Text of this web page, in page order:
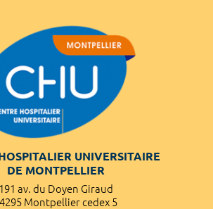
UNIVERSITAIRE
DE MONTPELLIER
191 av. du Doyen Giraud
Montpellier cedex 5